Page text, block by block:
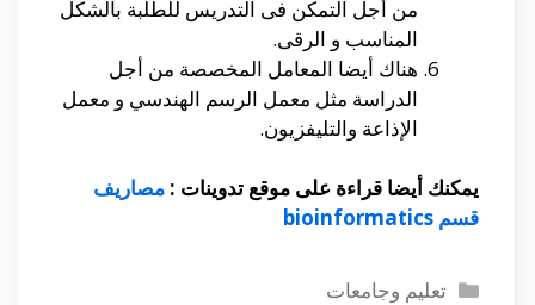
من أجل التمكن فى التدريس للطلبة بالشكل
المناسب و الرقى.
هناك أيضا المعامل المخصصة من أجل
الدراسة مثل معمل الرسم الهندسي و معمل
الإذاعة والتليفزيون.
يمكنك أيضا قراءة على موقع تدوينات : مصاريف
قسم bioinformatics
التصنيفات
تعليم وجامعات